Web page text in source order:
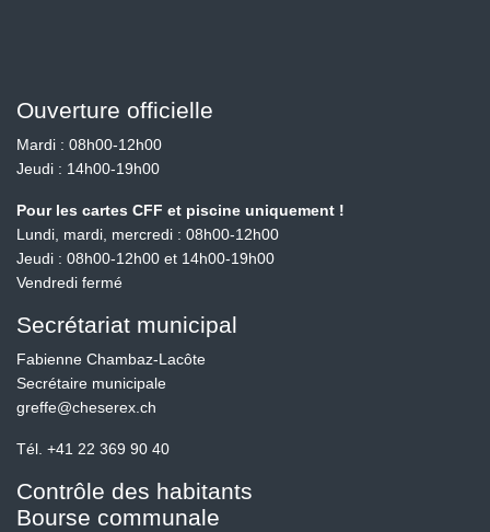
Ouverture officielle
Mardi : 08h00-12h00
Jeudi : 14h00-19h00
Pour les cartes CFF et piscine uniquement !
Lundi, mardi, mercredi : 08h00-12h00
Jeudi : 08h00-12h00 et 14h00-19h00
Vendredi fermé
Secrétariat municipal
Fabienne Chambaz-Lacôte
Secrétaire municipale
greffe@cheserex.ch
Tél. +41 22 369 90 40
Contrôle des habitants
Bourse communale